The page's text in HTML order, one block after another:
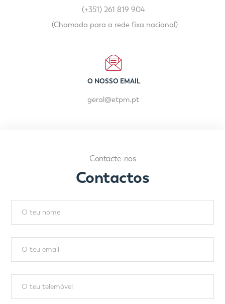
(+351) 261 819 904
(Chamada para a rede fixa nacional)
O NOSSO EMAIL
geral@etpm.pt
Contacte-nos
Contactos